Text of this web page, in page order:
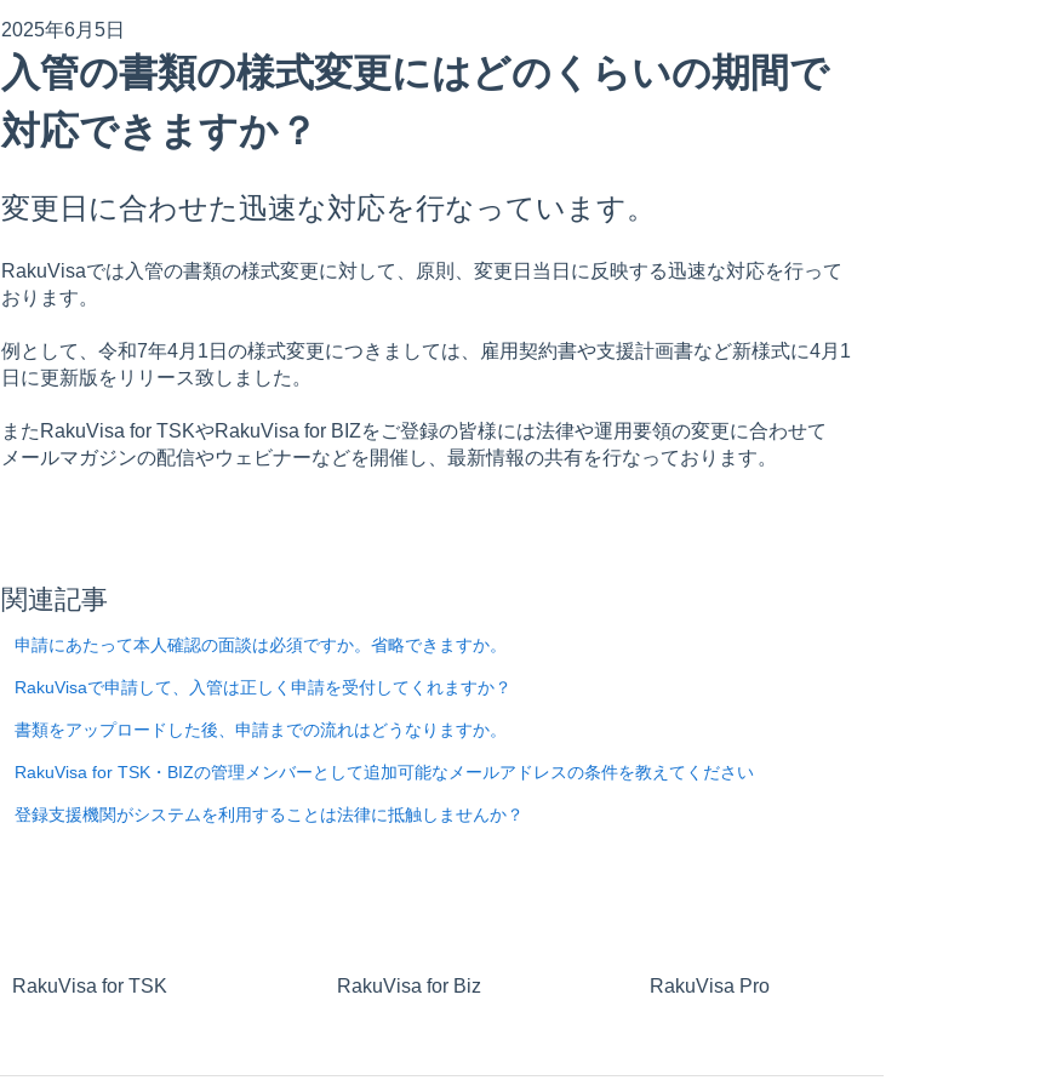
2025年6月5日
入管の書類の様式変更にはどのくらいの期間で
対応できますか？
変更日に合わせた迅速な対応を行なっています。
RakuVisaでは入管の書類の様式変更に対して、原則、変更日当日に反映する迅速な対応を行って
おります。
例として、令和7年4月1日の様式変更につきましては、雇用契約書や支援計画書など新様式に4月1
日に更新版をリリース致しました。
またRakuVisa for TSKやRakuVisa for BIZをご登録の皆様には法律や運用要領の変更に合わせて
メールマガジンの配信やウェビナーなどを開催し、最新情報の共有を行なっております。
関連記事
申請にあたって本人確認の面談は必須ですか。省略できますか。
RakuVisaで申請して、入管は正しく申請を受付してくれますか？
書類をアップロードした後、申請までの流れはどうなりますか。
RakuVisa for TSK・BIZの管理メンバーとして追加可能なメールアドレスの条件を教えてください
登録支援機関がシステムを利用することは法律に抵触しませんか？
RakuVisa for TSK RakuVisa for Biz RakuVisa Pro